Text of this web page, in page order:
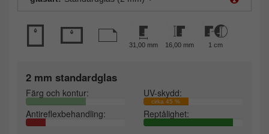
31,00 mm 16,00 mm 1 cm
2 mm standardglas
Färg och kontur: UV-skydd:
cirka 45 %
Antireflexbehandling: Reptålighet: